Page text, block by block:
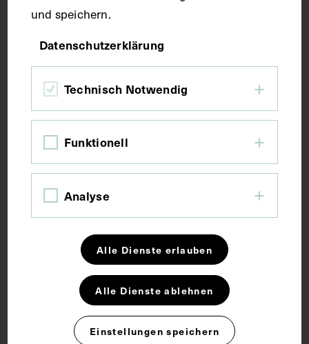
Kurzbeschreibung
Die Lithografie stammt von Marianne Hausmann-
Kriminologie
Neuropathologie
Nobelpreis für Medizin
Psychiatrie
und speichern.
Datenschutzerklärung
Technisch Notwendig
Funktionell
Analyse
Alle Dienste erlauben
Alle Dienste ablehnen
Einstellungen speichern